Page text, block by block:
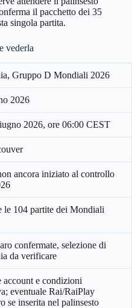
il pacchetto dei 35
singola partita.
vederla
Gruppo D Mondiali 2026
2026
2026, ore 06:00 CEST
ancora iniziato al controllo
104 partite dei Mondiali
confermate, selezione di
da verificare
e condizioni
eventuale Rai/RaiPlay
se inserita nel palinsesto